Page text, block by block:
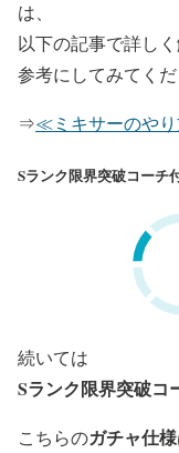
は、
以下の記事で詳しく
参考にしてみてくだ
⇒≪ミキサーのや
Sランク限界突破コーチ
続いては
Sランク限界突破コ
こちらのガチャ仕様